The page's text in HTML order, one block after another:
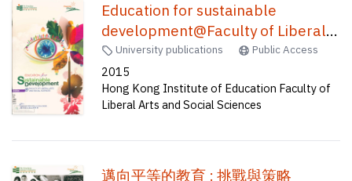
Education for sustainable
development@Faculty of Liberal
Arts and Social Sciences
University publications Public Access
2015
Hong Kong Institute of Education Faculty of
Liberal Arts and Social Sciences
邁向平等的教育 : 挑戰與策略